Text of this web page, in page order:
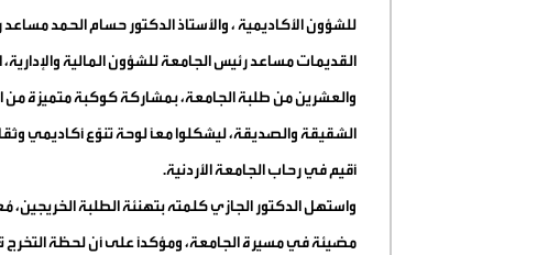
للشؤون الأكاديمية ، والأستاذ الدكتور حسام الحمد
القديمات مساعد رئيس الجامعة للشؤون المالية
والعشرين من طلبة الجامعة، بمشاركة كوكبة متميزة من
الشقيقة والصديقة، ليشكلوا معًا لوحة تنوّع أكاديمي
أقيم في رحاب الجامعة الأردنية.
واستهل الدكتور الجازي كلمته بتهنئة الطلبة
مضيئة في مسيرة الجامعة، ومؤكداً على أن لحظة